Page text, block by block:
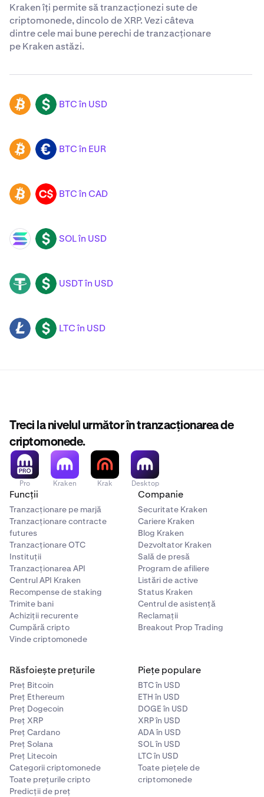
Kraken îți permite să tranzacționezi sute de
criptomonede, dincolo de XRP. Vezi câteva
dintre cele mai bune perechi de tranzacționare
pe Kraken astăzi.
BTC USD BTC în USD
BTC EUR BTC în EUR
BTC CAD BTC în CAD
SOL USD SOL în USD
USDT USD USDT în USD
LTC USD LTC în USD
Treci la nivelul următor în tranzacționarea de
criptomonede.
Pro Kraken Krak Desktop
Funcții
Tranzacționare pe marjă
Tranzacționare contracte
futures
Tranzacționare OTC
Instituții
Tranzacționarea API
Centrul API Kraken
Recompense de staking
Trimite bani
Achiziții recurente
Cumpără cripto
Vinde criptomonede
Companie
Securitate Kraken
Cariere Kraken
Blog Kraken
Dezvoltator Kraken
Sală de presă
Program de afiliere
Listări de active
Status Kraken
Centrul de asistență
Reclamații
Breakout Prop Trading
Răsfoiește prețurile
Preț Bitcoin
Preț Ethereum
Preț Dogecoin
Preț XRP
Preț Cardano
Preț Solana
Preț Litecoin
Categorii criptomonede
Toate prețurile cripto
Predicții de preț
Piețe populare
BTC în USD
ETH în USD
DOGE în USD
XRP în USD
ADA în USD
SOL în USD
LTC în USD
Toate piețele de
criptomonede